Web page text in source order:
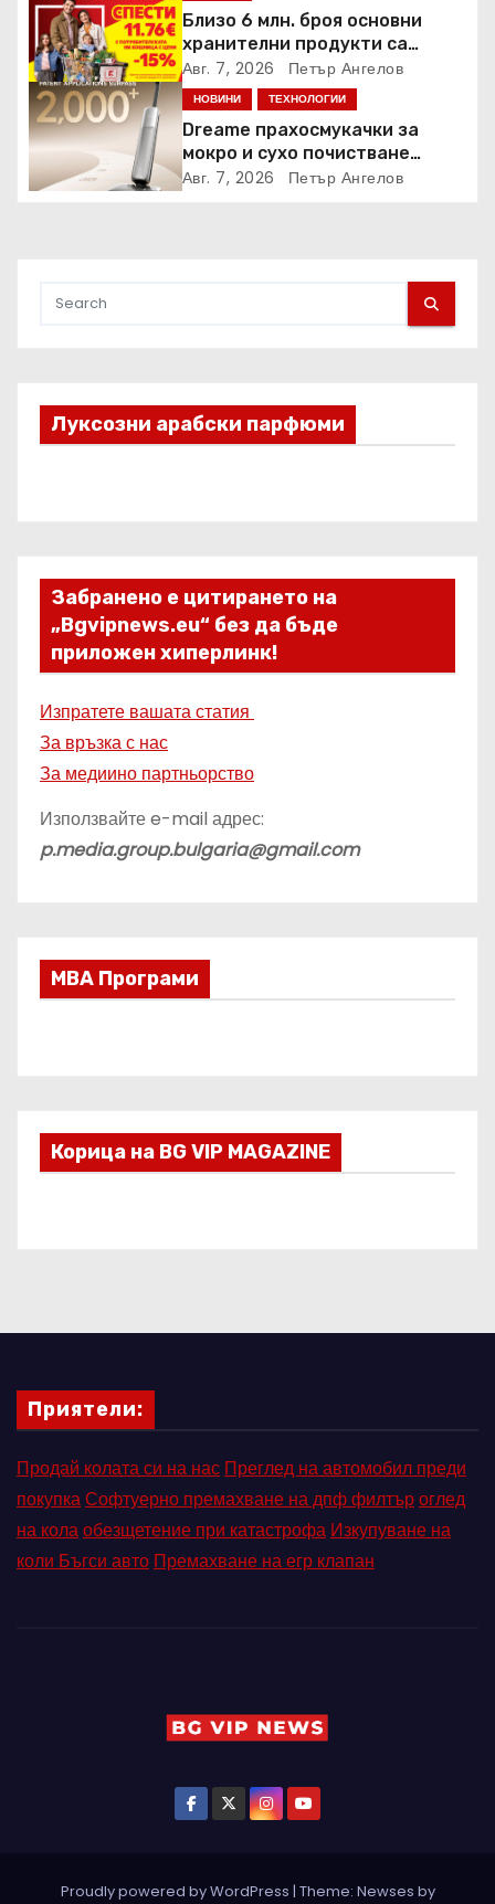
Близо 6 млн. броя основни
хранителни продукти са
закупени от „Кошница с
грижа“ в Kaufland от старта на
кампанията
Авг. 7, 2026 Петър Ангелов
НОВИНИ ТЕХНОЛОГИИ
Dreame прахосмукачки за
мокро и сухо почистване
надхвърлиха 2 000 патентни
Авг. 7, 2026 Петър Ангелов
Луксозни арабски парфюми
Забранено е цитирането на
„Bgvipnews.eu“ без да бъде
приложен хиперлинк!
Изпратете вашата статия
За връзка с нас
За медиино партньорство
Използвайте e-mail адрес:
p.media.group.bulgaria@gmail.com
МВА Програми
Корица на BG VIP MAGAZINE
Приятели:
Продай колата си на нас Преглед на автомобил преди
покупкаСофтуерно премахване на дпф филтъроглед
на колаобезщетение при катастрофа Изкупуване на
коли Бъгси авто Премахване на егр клапан
Proudly powered by WordPress | Theme: Newses by